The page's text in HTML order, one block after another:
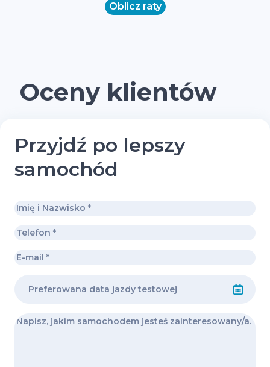
Oblicz raty
Oceny klientów
Przyjdź po lepszy
samochód